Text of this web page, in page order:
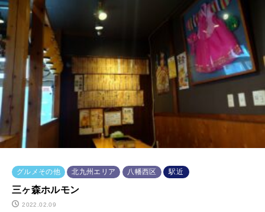
グルメその他 北九州エリア 八幡西区 駅近
三ヶ森ホルモン
2022.02.09